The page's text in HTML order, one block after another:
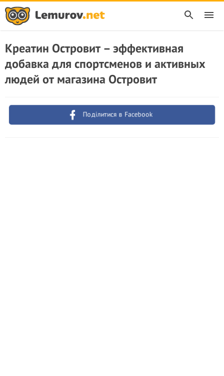
Креатин Островит – эффективная
добавка для спортсменов и активных
людей от магазина Островит
Поділитися в Facebook